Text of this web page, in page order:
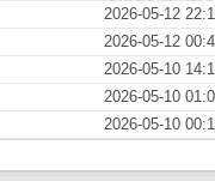
2026-05-12
2026-05-12
2026-05-10
2026-05-10
2026-05-10